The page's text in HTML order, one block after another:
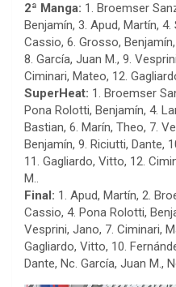
2ª Manga: 1. Broemser
Benjamín, 3. Apud, Martín,
Cassio, 6. Grosso,
8. García, Juan M., 9.
Ciminari, Mateo, 12.
SuperHeat: 1. Broemser
Pona Rolotti, Benjamín, 4.
Bastian, 6. Marín, Theo, 7.
Benjamín, 9. Riciutti, Dante,
11. Gagliardo, Vitto, 12.
M..
Final: 1. Apud, Martín, 2.
Cassio, 4. Pona Rolotti,
Vesprini, Jano, 7. Ciminari,
Gagliardo, Vitto, 10.
Dante, Nc. García, Juan M.,